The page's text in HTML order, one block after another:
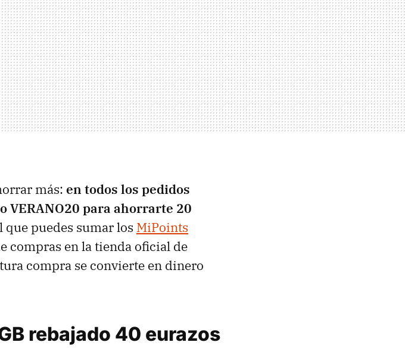
más: en todos los pedidos
VERANO20 para ahorrarte 20
que puedes sumar los MiPoints
compras en la tienda oficial de
compra se convierte en dinero
rebajado 40 eurazos